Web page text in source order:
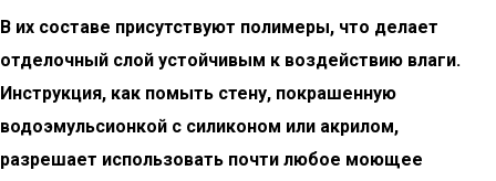
В их составе присутствуют полимеры, что делает
отделочный слой устойчивым к воздействию влаги.
Инструкция, как помыть стену, покрашенную
водоэмульсионкой с силиконом или акрилом,
разрешает использовать почти любое моющее